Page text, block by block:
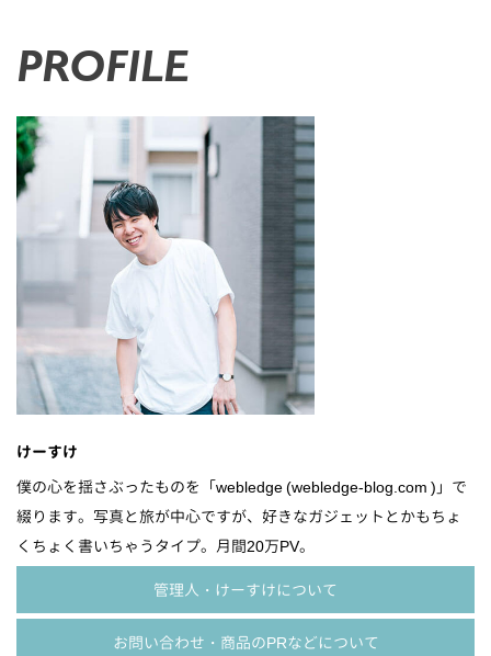
PROFILE
けーすけ
僕の心を揺さぶったものを「webledge (webledge-blog.com )」で
綴ります。写真と旅が中心ですが、好きなガジェットとかもちょ
くちょく書いちゃうタイプ。月間20万PV。
管理人・けーすけについて
お問い合わせ・商品のPRなどについて